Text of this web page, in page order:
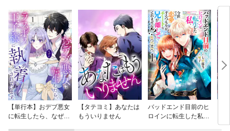
【単行本】おデブ悪女
に転生したら、なぜか
【タテヨミ】あなたは
もういりません
バッドエンド目前のヒ
ロインに転生した私、